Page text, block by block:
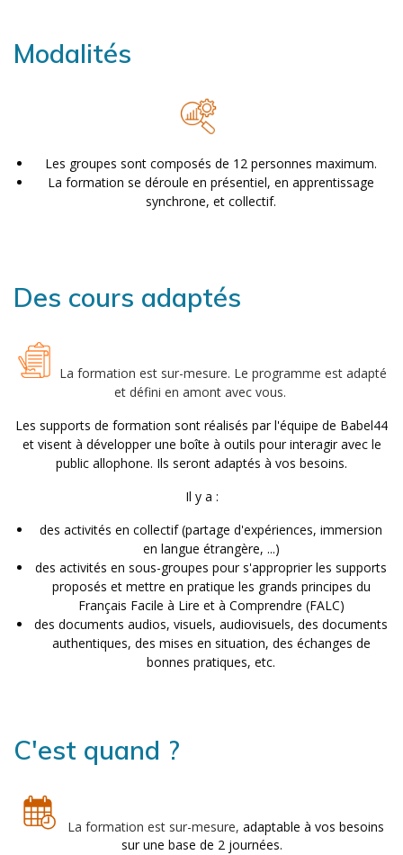
Modalités
Les groupes sont composés de 12 personnes maximum.
La formation se déroule en présentiel, en apprentissage
synchrone, et collectif.
Des cours adaptés
La formation est sur-mesure. Le programme est adapté
et défini en amont avec vous.
Les supports de formation sont réalisés par l'équipe de Babel44
et visent à développer une boîte à outils pour interagir avec le
public allophone. Ils seront adaptés à vos besoins.
Il y a :
des activités en collectif (partage d'expériences, immersion
en langue étrangère, ...)
des activités en sous-groupes pour s'approprier les supports
proposés et mettre en pratique les grands principes du
Français Facile à Lire et à Comprendre (FALC)
des documents audios, visuels, audiovisuels, des documents
authentiques, des mises en situation, des échanges de
bonnes pratiques, etc.
C'est quand ?
La formation est sur-mesure, adaptable à vos besoins
sur une base de 2 journées.